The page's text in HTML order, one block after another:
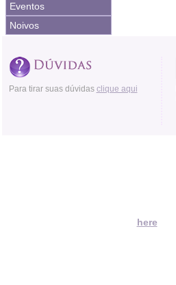
Eventos
Noivos
Para tirar suas dúvidas clique aqui
here